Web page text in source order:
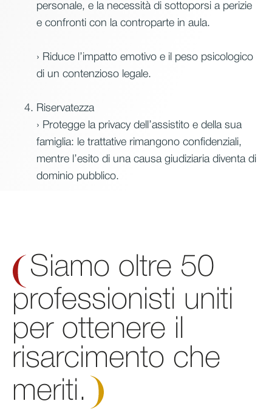
personale, e la necessità di sottoporsi a perizie
e confronti con la controparte in aula.
› Riduce l’impatto emotivo e il peso psicologico
di un contenzioso legale.
Riservatezza
› Protegge la privacy dell’assistito e della sua
famiglia: le trattative rimangono confidenziali,
mentre l’esito di una causa giudiziaria diventa di
dominio pubblico.
Siamo oltre 50
professionisti uniti
per ottenere il
risarcimento che
meriti.